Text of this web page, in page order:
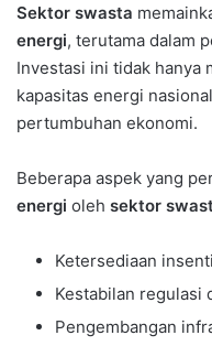
Sektor swasta
energi, terutama dalam
Investasi ini tidak hanya
kapasitas energi
pertumbuhan ekonomi.
Beberapa aspek yang
energi oleh sektor
Ketersediaan
Kestabilan regulasi
Pengembangan